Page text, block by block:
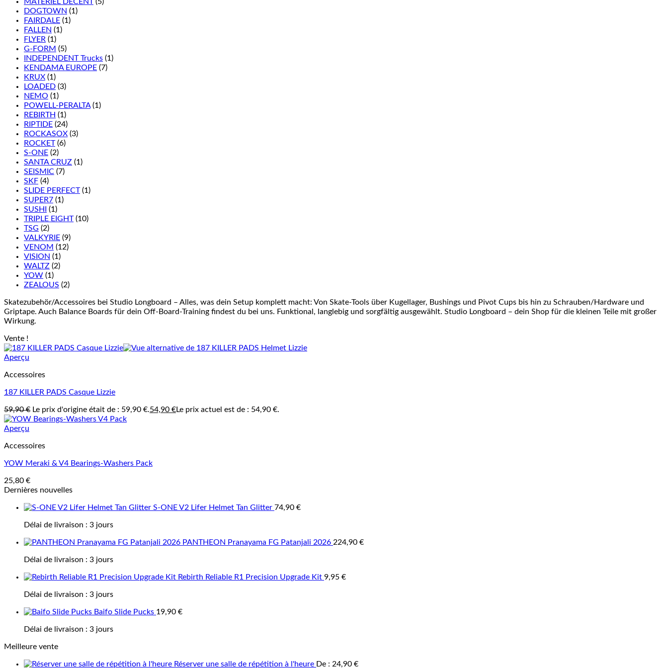
DOGTOWN (1)
FAIRDALE (1)
FALLEN (1)
FLYER (1)
G-FORM (5)
INDEPENDENT Trucks (1)
KENDAMA EUROPE (7)
KRUX (1)
LOADED (3)
NEMO (1)
POWELL-PERALTA (1)
REBIRTH (1)
RIPTIDE (24)
ROCKASOX (3)
ROCKET (6)
S-ONE (2)
SANTA CRUZ (1)
SEISMIC (7)
SKF (4)
SLIDE PERFECT (1)
SUPER7 (1)
SUSHI
(1)
TRIPLE EIGHT (10)
TSG (2)
VALKYRIE (9)
VENOM (12)
VISION (1)
WALTZ (2)
YOW (1)
ZEALOUS (2)
Skatezubehör/Accessoires bei Studio Longboard – Alles, was dein Setup komplett macht: Von Skate-Tools über Kugellager, Bushings und Pivot Cups bis hin zu Schrauben/Hardware und
Griptape. Auch Balance Boards für dein Off-Board-Training findest du bei uns. Funktional, langlebig und sorgfältig ausgewählt. Studio Longboard – dein Shop für die kleinen Teile mit großer
Wirkung.
Vente !
Aperçu
Accessoires
187 KILLER PADS Casque Lizzie
59,90€ Le prix d'origine était de : 59,90 €.54,90 €Le prix actuel est de : 54,90 €.
Aperçu
Accessoires
YOW Meraki & V4 Bearings-Washers Pack
25,80 €
Dernières nouvelles
S-ONE V2 Lifer Helmet Tan Glitter 74,90 €
Délai de livraison : 3 jours
PANTHEON Pranayama FG Patanjali 2026 224,90 €
Délai de livraison : 3 jours
Rebirth Reliable R1 Precision Upgrade Kit 9,95 €
Délai de livraison : 3 jours
Baifo Slide Pucks 19,90 €
Délai de livraison : 3 jours
Meilleure vente
Réserver une salle de répétition à l'heure De : 24,90 €